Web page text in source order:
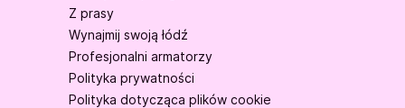
Z prasy
Wynajmij swoją łódź
Profesjonalni armatorzy
Polityka prywatności
Polityka dotycząca plików cookie